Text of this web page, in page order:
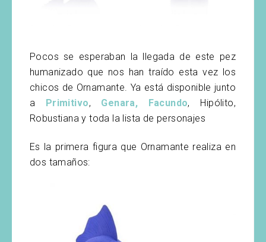
Pocos se esperaban la llegada de este pez
humanizado que nos han traído esta vez los
chicos de Ornamante. Ya está disponible junto
a
Primitivo, Genara, Facundo, Hipólito,
Robustiana y toda la lista de personajes
Es la primera figura que Ornamante realiza en
dos tamaños: